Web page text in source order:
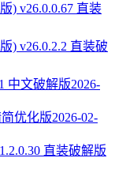
) v26.0.0.67 直装
) v26.0.2.2 直装破
中文破解版2026-
优化版2026-02-
直装破解版